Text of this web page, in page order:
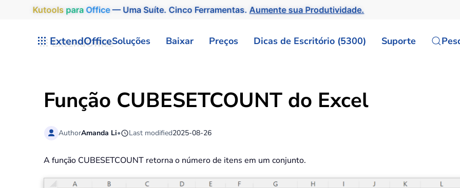
Kutools para Office— Uma Suíte. Cinco Ferramentas.Aumente sua Produtividade.
ExtendOfficeSoluções Baixar Preços Dicas de Escritório (5300) Suporte
Função CUBESETCOUNT do Excel
AuthorAmanda Li• Last modified2025-08-26
A função CUBESETCOUNT retorna o número de itens em um conjunto.